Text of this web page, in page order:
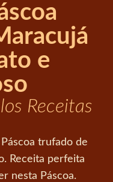
e
Receitas
trufado de
Receita perfeita
nesta Páscoa.